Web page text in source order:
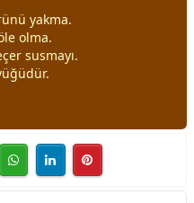
yakma.
olma.
susmayı.